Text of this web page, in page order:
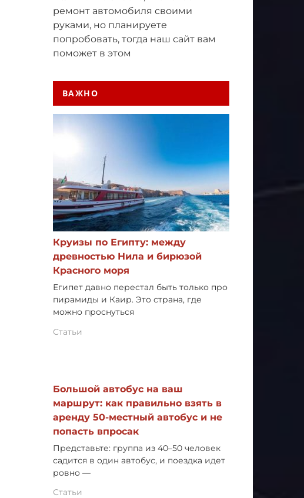
ремонт автомобиля своими
руками, но планируете
попробовать, тогда наш сайт вам
поможет в этом
ВАЖНО
Круизы по Египту: между
древностью Нила и бирюзой
Красного моря
Египет давно перестал быть только про
пирамиды и Каир. Это страна, где
можно проснуться
Статьи
Большой автобус на ваш
маршрут: как правильно взять в
аренду 50-местный автобус и не
попасть впросак
Представьте: группа из 40–50 человек
садится в один автобус, и поездка идет
ровно —
Статьи